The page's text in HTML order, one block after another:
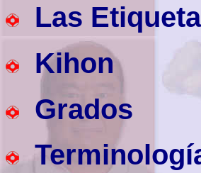
Las
Kihon
Grados